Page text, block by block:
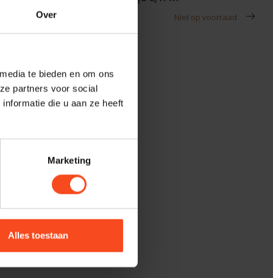
Over
te bieden en om ons
partners voor social
die u aan ze heeft
Marketing
Alles toestaan
Niet op voorraad